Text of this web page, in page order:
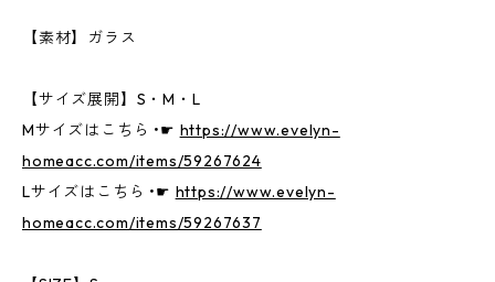
【素材】ガラス
【サイズ展開】S・M・L
Mサイズはこちら •☛ https://www.evelyn-
homeacc.com/items/59267624
Lサイズはこちら •☛ https://www.evelyn-
homeacc.com/items/59267637